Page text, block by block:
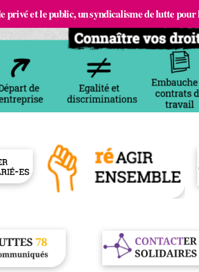
privé et le public, un syndicalisme de lutte